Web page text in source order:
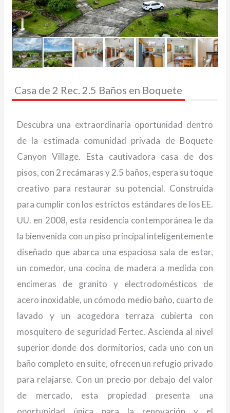
Casa de 2 Rec. 2.5 Baños en Boquete
Descubra una extraordinaria oportunidad dentro
de la estimada comunidad privada de Boquete
Canyon Village. Esta cautivadora casa de dos
pisos, con 2 recámaras y 2.5 baños, espera su toque
creativo para restaurar su potencial. Construida
para cumplir con los estrictos estándares de los EE.
UU. en 2008, esta residencia contemporánea le da
la bienvenida con un piso principal inteligentemente
diseñado que abarca una espaciosa sala de estar,
un comedor, una cocina de madera a medida con
encimeras de granito y electrodomésticos de
acero inoxidable, un cómodo medio baño, cuarto de
lavado y un acogedora terraza cubierta con
mosquitero de seguridad Fertec. Ascienda al nivel
superior donde dos dormitorios, cada uno con un
baño completo en suite, ofrecen un refugio privado
para relajarse. Con un precio por debajo del valor
de mercado, esta propiedad presenta una